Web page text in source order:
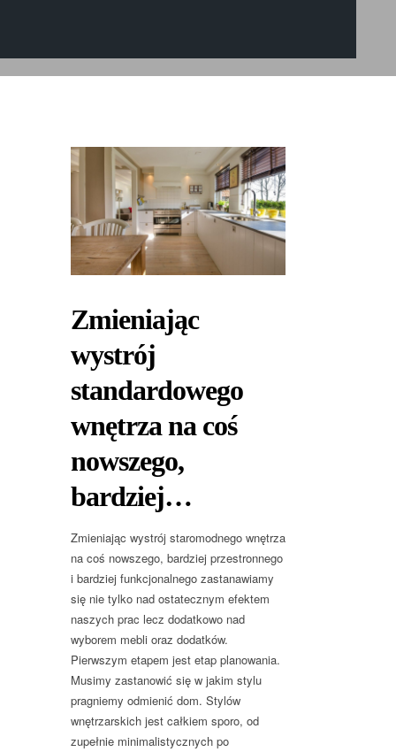
Zmieniając
wystrój
standardowego
wnętrza na coś
nowszego,
bardziej…
Zmieniając wystrój staromodnego wnętrza
na coś nowszego, bardziej przestronnego
i bardziej funkcjonalnego zastanawiamy
się nie tylko nad ostatecznym efektem
naszych prac lecz dodatkowo nad
wyborem mebli oraz dodatków.
Pierwszym etapem jest etap planowania.
Musimy zastanowić się w jakim stylu
pragniemy odmienić dom. Stylów
wnętrzarskich jest całkiem sporo, od
zupełnie minimalistycznych po